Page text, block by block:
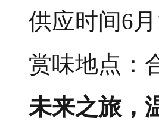
供应时间6
赏味地点：
未来之旅，